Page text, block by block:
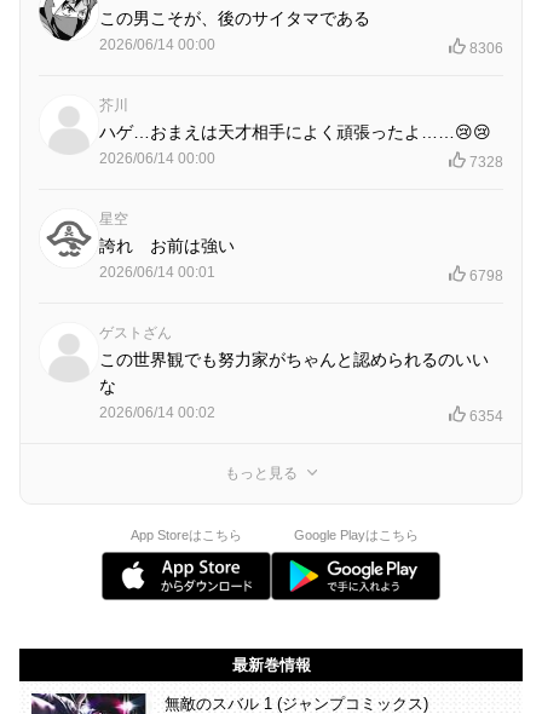
この男こそが、後のサイタマである
2026/06/14 00:00 8306
芥川
ハゲ…おまえは天才相手によく頑張ったよ……😢😢
2026/06/14 00:00 7328
星空
誇れ お前は強い
2026/06/14 00:01 6798
ゲストざん
この世界観でも努力家がちゃんと認められるのいい
な
2026/06/14 00:02 6354
もっと見る
App Storeはこちら Google Playはこちら
最新巻情報
無敵のスバル 1 (ジャンプコミックス)